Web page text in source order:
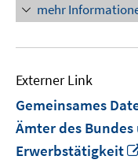
mehr
Externer Link
Gemeinsames
Ämter des
Erwerbstätigkeit